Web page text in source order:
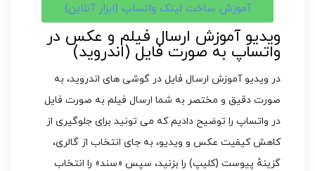
آموزش ساخت لینک واتساپ (ابزار آنلاین)
ویدیو آموزش ارسال فیلم و عکس در
واتساپ به صورت فایل (اندروید)
در ویدیو آموزش ارسال فایل در گوشی های اندروید، به
صورت دقیق و مختصر به شما ارسال فیلم به صورت فایل
در واتساپ را توضیح دادیم که می تونید برای جلوگیری از
کاهش کیفیت عکس و ویدیو، به جای انتخاب از گالری،
گزینهٔ پیوست (کلیپ) را بزنید، سپس «سند» را انتخاب